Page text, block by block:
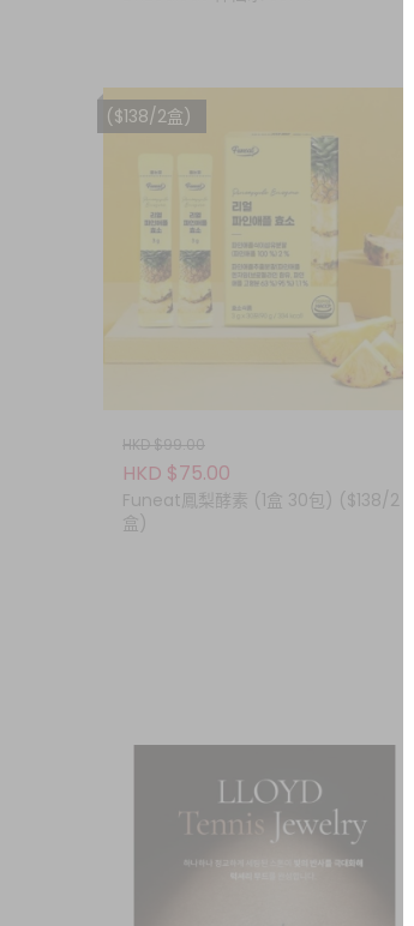
($138/2盒)
HKD $99.00
HKD $75.00
Funeat鳳梨酵素 (1盒 30包) ($138/2
盒)